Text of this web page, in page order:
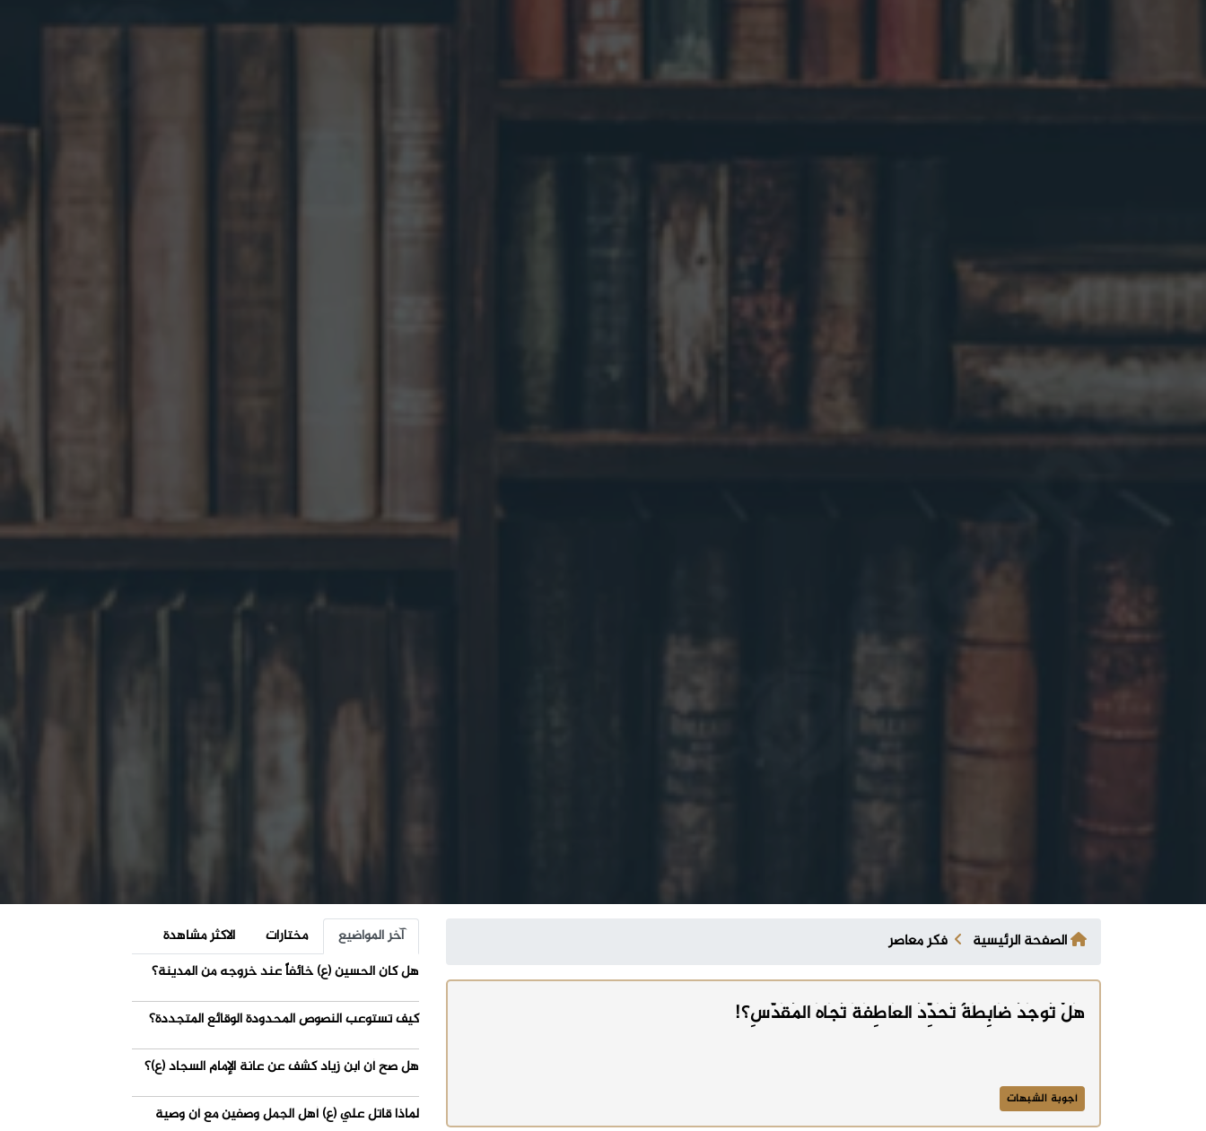
الصفحة الرئيسية فكر معاصر
هَلْ تُوجَدُ ضَابِطَةٌ تُحَدِّدُ العَاطِفَةَ تُجَاهَ المُقَدَّسِ؟!
أجوبة الشبهات
آخر المواضيع مختارات
الاكثر مشاهدة
هل كان الحسين (ع) خائفاً عند خروجه من المدينة؟
كيف تستوعب النصوص المحدودة الوقائع المتجددة؟
هل صح أن ابن زياد كشف عن عانة الإمام السجاد (ع)؟
لماذا قاتل علي (ع) أهل الجمل وصفين مع أن وصية